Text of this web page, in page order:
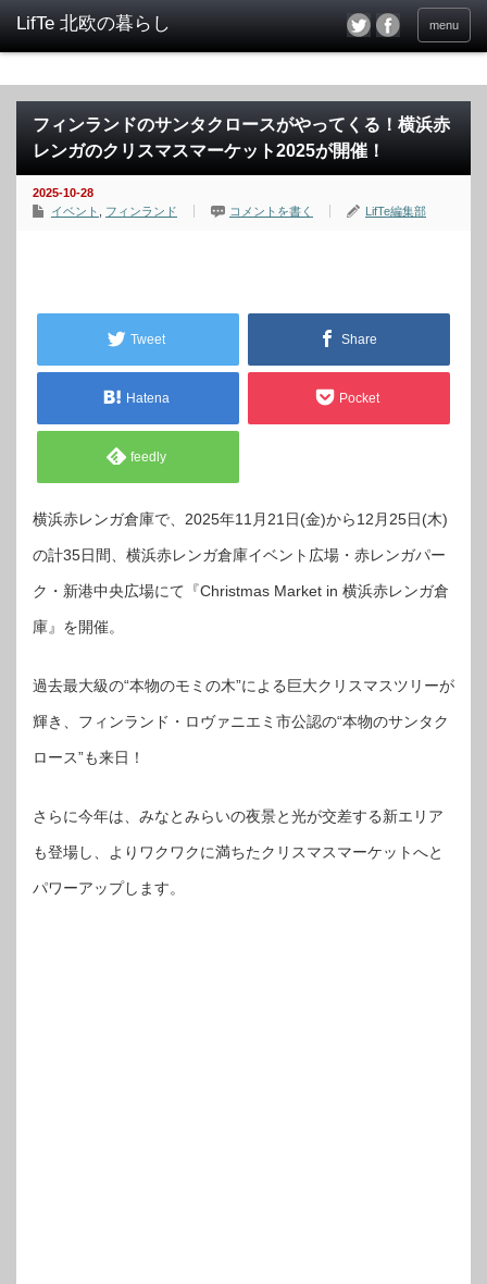
menu
フィンランドのサンタクロースがやってくる！横浜赤
レンガのクリスマスマーケット2025が開催！
2025-10-28
イベント
フィンランド コメントを書く LifTe編集部
Tweet Share
Hatena Pocket
feedly
横浜赤レンガ倉庫で、2025年11月21日(金)から12月25日(木)
の計35日間、横浜赤レンガ倉庫イベント広場・赤レンガパー
ク・新港中央広場にて『Christmas Market in 横浜赤レンガ倉
庫』を開催。
過去最大級の“本物のモミの木”による巨大クリスマスツリーが
輝き、フィンランド・ロヴァニエミ市公認の“本物のサンタク
ロース”も来日！
さらに今年は、みなとみらいの夜景と光が交差する新エリア
も登場し、よりワクワクに満ちたクリスマスマーケットへと
パワーアップします。